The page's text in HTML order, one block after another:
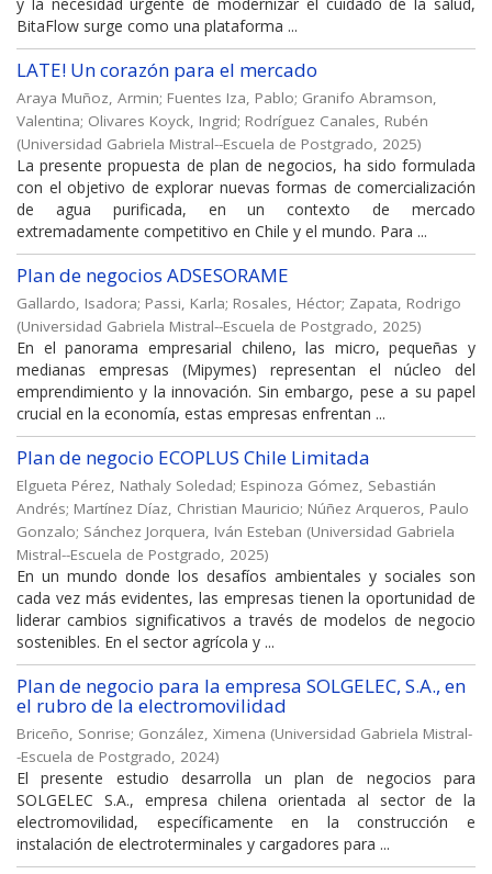
y la necesidad urgente de modernizar el cuidado de la salud,
BitaFlow surge como una plataforma ...
LATE! Un corazón para el mercado
Araya Muñoz, Armin; Fuentes Iza, Pablo; Granifo Abramson,
Valentina; Olivares Koyck, Ingrid; Rodríguez Canales, Rubén
(Universidad Gabriela Mistral--Escuela de Postgrado, 2025)
La presente propuesta de plan de negocios, ha sido formulada
con el objetivo de explorar nuevas formas de comercialización
de agua purificada, en un contexto de mercado
extremadamente competitivo en Chile y el mundo. Para ...
Plan de negocios ADSESORAME
Gallardo, Isadora; Passi, Karla; Rosales, Héctor; Zapata, Rodrigo
(Universidad Gabriela Mistral--Escuela de Postgrado, 2025)
En el panorama empresarial chileno, las micro, pequeñas y
medianas empresas (Mipymes) representan el núcleo del
emprendimiento y la innovación. Sin embargo, pese a su papel
crucial en la economía, estas empresas enfrentan ...
Plan de negocio ECOPLUS Chile Limitada
Elgueta Pérez, Nathaly Soledad; Espinoza Gómez, Sebastián
Andrés; Martínez Díaz, Christian Mauricio; Núñez Arqueros, Paulo
Gonzalo; Sánchez Jorquera, Iván Esteban (Universidad Gabriela
Mistral--Escuela de Postgrado, 2025)
En un mundo donde los desafíos ambientales y sociales son
cada vez más evidentes, las empresas tienen la oportunidad de
liderar cambios significativos a través de modelos de negocio
sostenibles. En el sector agrícola y ...
Plan de negocio para la empresa SOLGELEC, S.A., en
el rubro de la electromovilidad
Briceño, Sonrise; González, Ximena (Universidad Gabriela Mistral-
-Escuela de Postgrado, 2024)
El presente estudio desarrolla un plan de negocios para
SOLGELEC S.A., empresa chilena orientada al sector de la
electromovilidad, específicamente en la construcción e
instalación de electroterminales y cargadores para ...